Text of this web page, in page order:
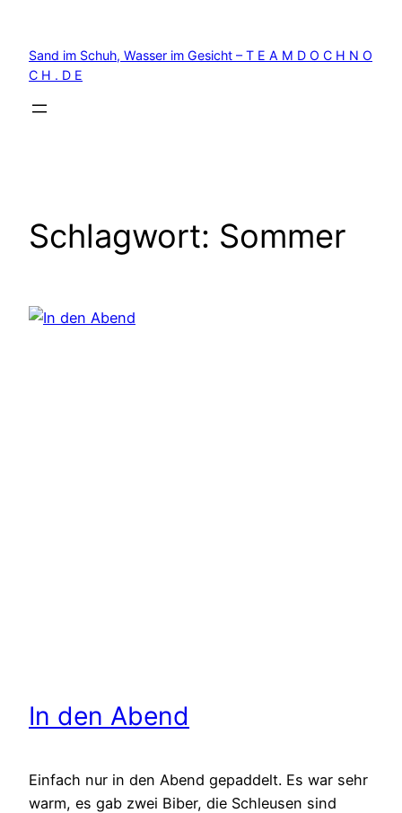
springen
Sand im Schuh, Wasser im Gesicht – T E A M D O C H N O
C H . D E
Schlagwort: Sommer
In den Abend
Einfach nur in den Abend gepaddelt. Es war sehr
warm, es gab zwei Biber, die Schleusen sind